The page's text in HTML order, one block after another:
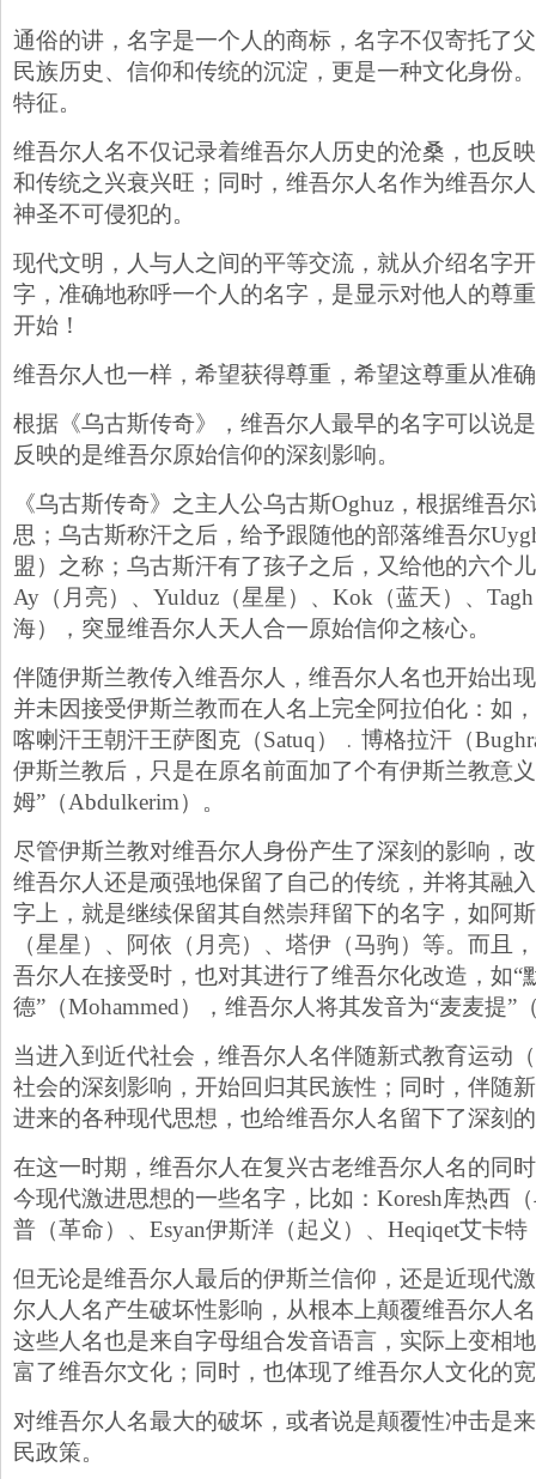
通俗的讲，名字是一个人的商标，名字不仅寄托了
民族历史、信仰和传统的沉淀，更是一种文化身份
特征。
维吾尔人名不仅记录着维吾尔人历史的沧桑，也反
和传统之兴衰兴旺；同时，维吾尔人名作为维吾尔
神圣不可侵犯的。
现代文明，人与人之间的平等交流，就从介绍名字
字，准确地称呼一个人的名字，是显示对他人的尊
开始！
维吾尔人也一样，希望获得尊重，希望这尊重从准
根据《乌古斯传奇》，维吾尔人最早的名字可以说
反映的是维吾尔原始信仰的深刻影响。
《乌古斯传奇》之主人公乌古斯Oghuz，根据维吾
思；乌古斯称汗之后，给予跟随他的部落维吾尔
盟）之称；乌古斯汗有了孩子之后，又给他的六个
Ay（月亮）、Yulduz（星星）、Kok（蓝天）、
海），突显维吾尔人天人合一原始信仰之核心。
伴随伊斯兰教传入维吾尔人，维吾尔人名也开始出
并未因接受伊斯兰教而在人名上完全阿拉伯化：如
喀喇汗王朝汗王萨图克（Satuq）﹒博格拉汗（
伊斯兰教后，只是在原名前面加了个有伊斯兰教意
姆”（Abdulkerim）。
尽管伊斯兰教对维吾尔人身份产生了深刻的影响，
维吾尔人还是顽强地保留了自己的传统，并将其融
字上，就是继续保留其自然崇拜留下的名字，如阿
（星星）、阿依（月亮）、塔伊（马驹）等。而且
吾尔人在接受时，也对其进行了维吾尔化改造，如“
德”（Mohammed），维吾尔人将其发音为“麦麦提”
当进入到近代社会，维吾尔人名伴随新式教育运动
社会的深刻影响，开始回归其民族性；同时，伴随
进来的各种现代思想，也给维吾尔人名留下了深刻
在这一时期，维吾尔人在复兴古老维吾尔人名的同
今现代激进思想的一些名字，比如：Koresh库热西
普（革命）、Esyan伊斯洋（起义）、Heqiqet艾卡
但无论是维吾尔人最后的伊斯兰信仰，还是近现代
尔人人名产生破坏性影响，从根本上颠覆维吾尔人
这些人名也是来自字母组合发音语言，实际上变相
富了维吾尔文化；同时，也体现了维吾尔人文化的
对维吾尔人名最大的破坏，或者说是颠覆性冲击是
民政策。